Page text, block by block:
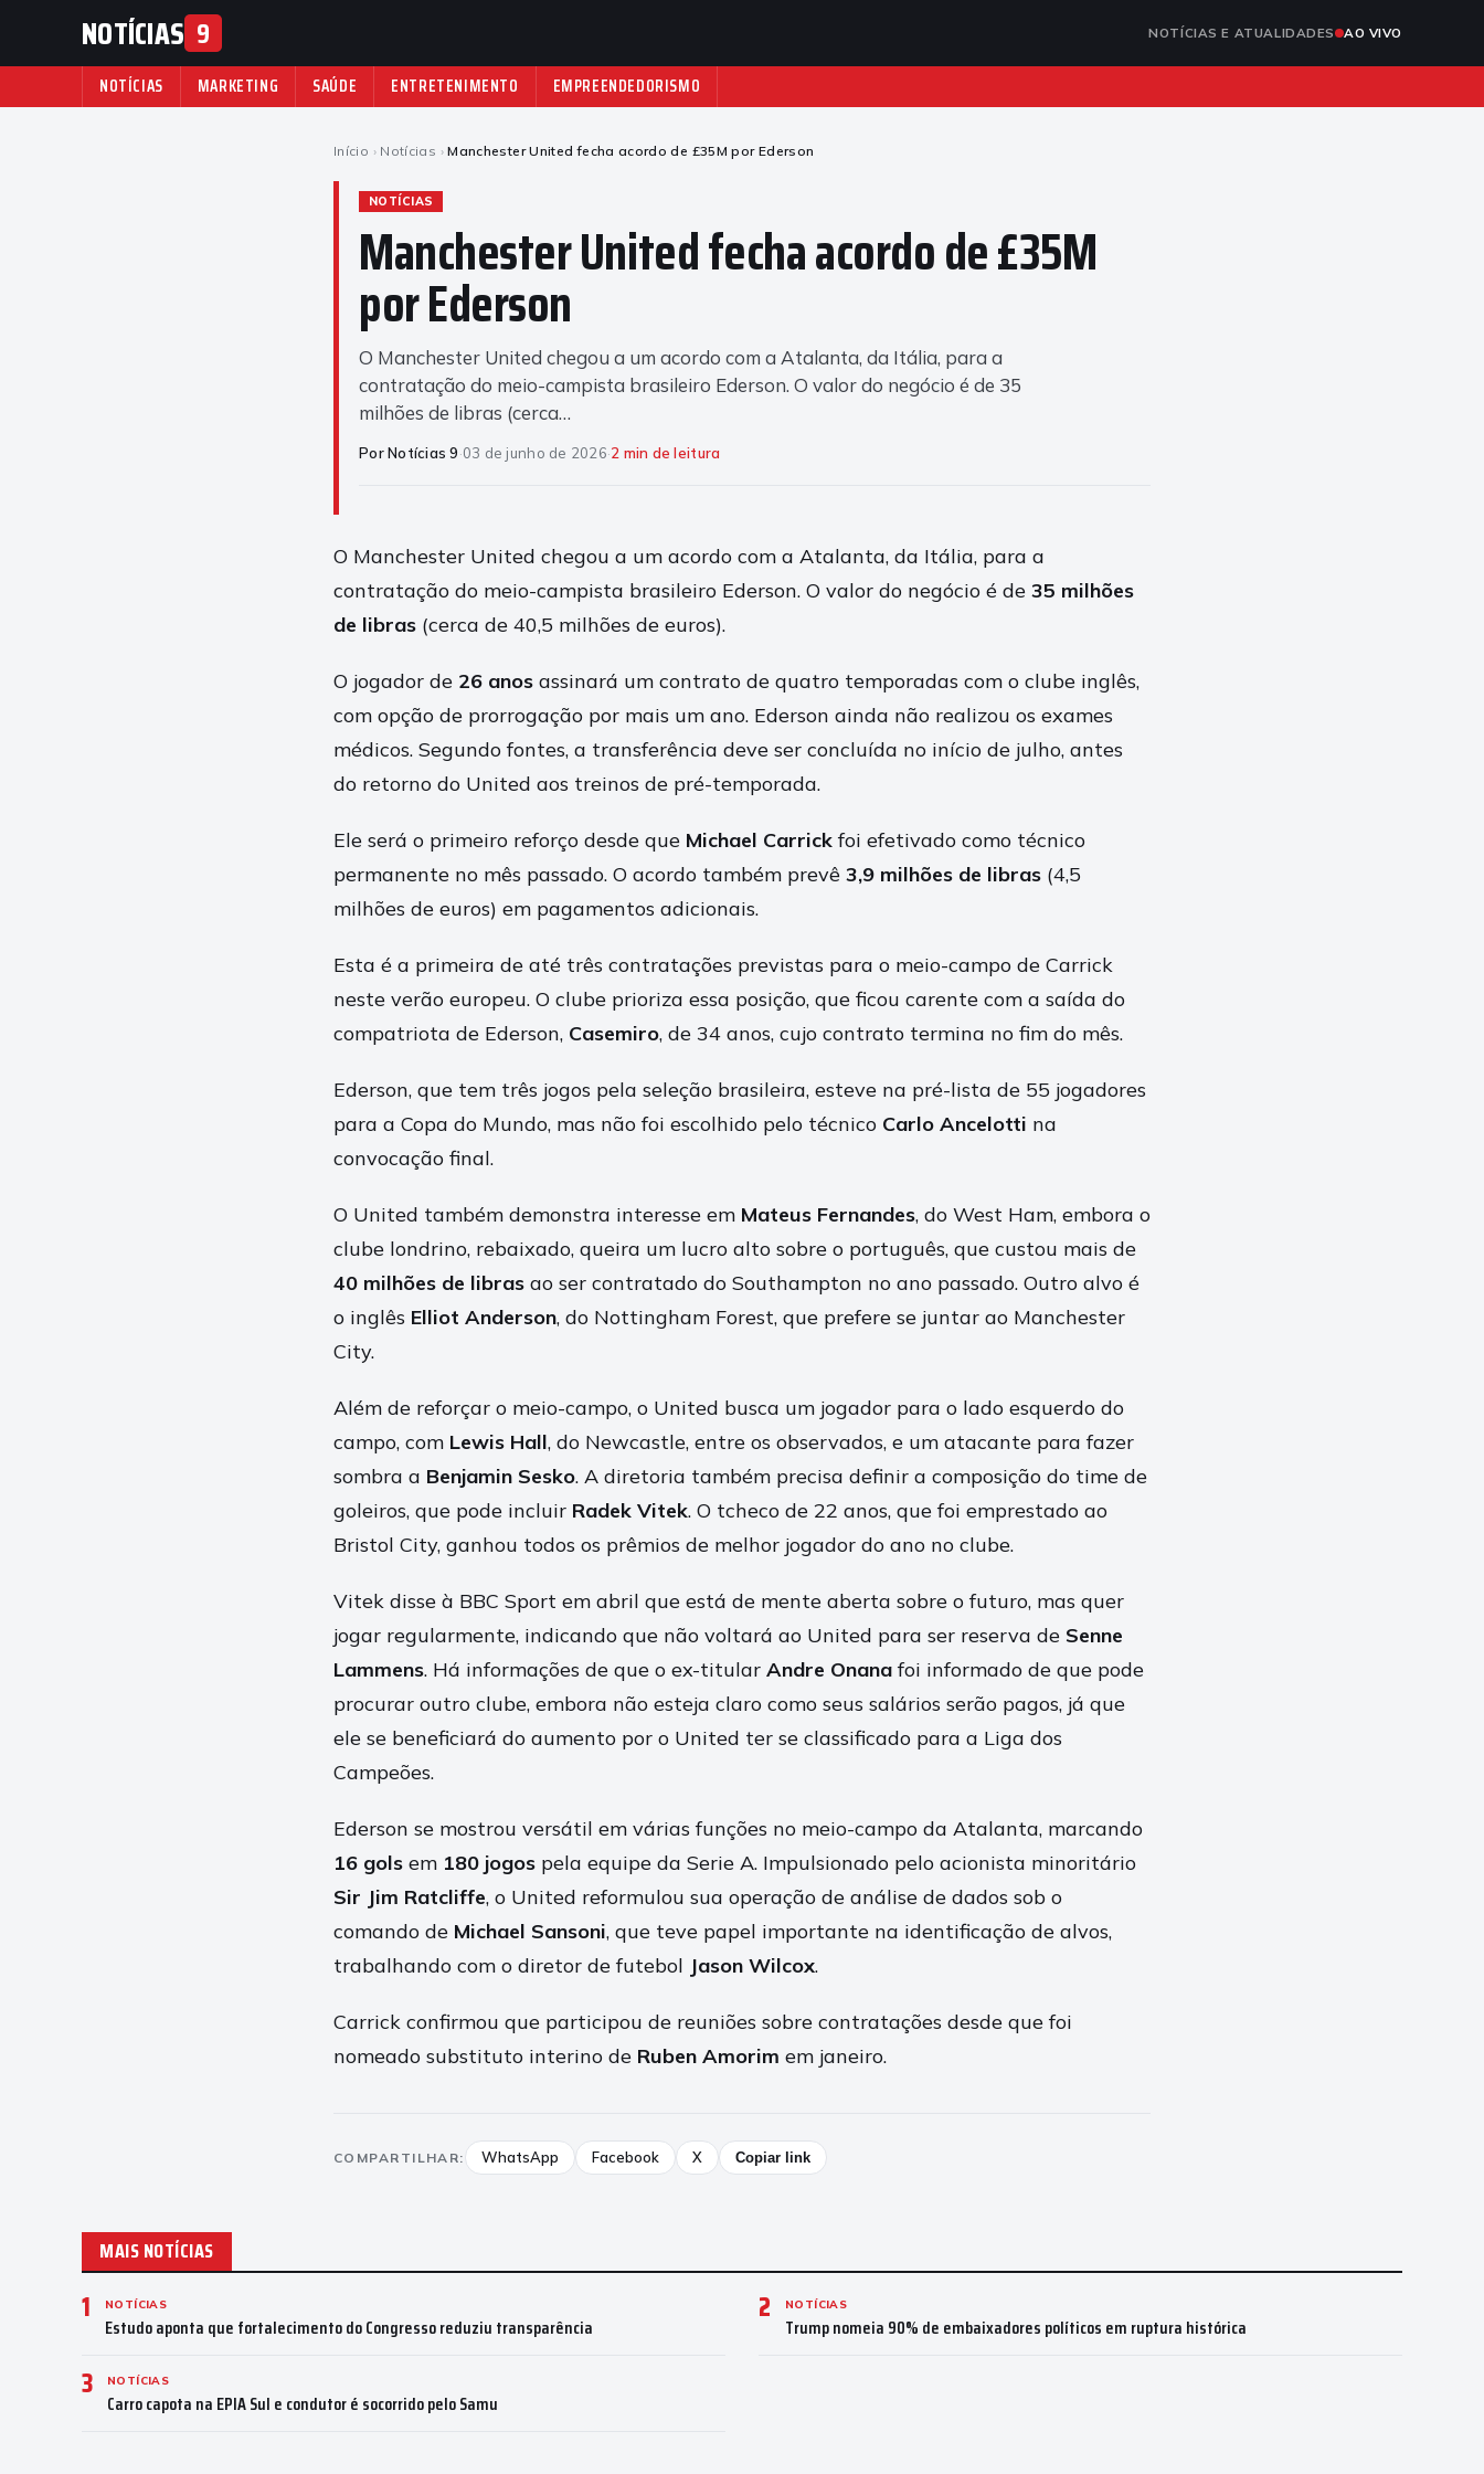
NOTÍCIAS 9 NOTÍCIAS E ATUALIDADES AO VIVO
NOTÍCIAS MARKETING SAÚDE ENTRETENIMENTO EMPREENDEDORISMO
Início › Notícias › Manchester United fecha acordo de £35M por Ederson
NOTÍCIAS
Manchester United fecha acordo de £35M
por Ederson
O Manchester United chegou a um acordo com a Atalanta, da Itália, para a
contratação do meio-campista brasileiro Ederson. O valor do negócio é de 35
milhões de libras (cerca…
Por Notícias 9·03 de junho de 2026·2 min de leitura
O Manchester United chegou a um acordo com a Atalanta, da Itália, para a
contratação do meio-campista brasileiro Ederson. O valor do negócio é de 35 milhões
de libras (cerca de 40,5 milhões de euros).
O jogador de 26 anos assinará um contrato de quatro temporadas com o clube inglês,
com opção de prorrogação por mais um ano. Ederson ainda não realizou os exames
médicos. Segundo fontes, a transferência deve ser concluída no início de julho, antes
do retorno do United aos treinos de pré-temporada.
Ele será o primeiro reforço desde que Michael Carrick foi efetivado como técnico
permanente no mês passado. O acordo também prevê 3,9 milhões de libras (4,5
milhões de euros) em pagamentos adicionais.
Esta é a primeira de até três contratações previstas para o meio-campo de Carrick
neste verão europeu. O clube prioriza essa posição, que ficou carente com a saída do
compatriota de Ederson, Casemiro, de 34 anos, cujo contrato termina no fim do mês.
Ederson, que tem três jogos pela seleção brasileira, esteve na pré-lista de 55 jogadores
para a Copa do Mundo, mas não foi escolhido pelo técnico Carlo Ancelotti na
convocação final.
O United também demonstra interesse em Mateus Fernandes, do West Ham, embora o
clube londrino, rebaixado, queira um lucro alto sobre o português, que custou mais de
40 milhões de libras ao ser contratado do Southampton no ano passado. Outro alvo é
o inglês Elliot Anderson, do Nottingham Forest, que prefere se juntar ao Manchester
City.
Além de reforçar o meio-campo, o United busca um jogador para o lado esquerdo do
campo, com Lewis Hall, do Newcastle, entre os observados, e um atacante para fazer
sombra a Benjamin Sesko. A diretoria também precisa definir a composição do time de
goleiros, que pode incluir Radek Vitek. O tcheco de 22 anos, que foi emprestado ao
Bristol City, ganhou todos os prêmios de melhor jogador do ano no clube.
Vitek disse à BBC Sport em abril que está de mente aberta sobre o futuro, mas quer
jogar regularmente, indicando que não voltará ao United para ser reserva de Senne
Lammens. Há informações de que o ex-titular Andre Onana foi informado de que pode
procurar outro clube, embora não esteja claro como seus salários serão pagos, já que
ele se beneficiará do aumento por o United ter se classificado para a Liga dos
Campeões.
Ederson se mostrou versátil em várias funções no meio-campo da Atalanta, marcando
16 gols em 180 jogos pela equipe da Serie A. Impulsionado pelo acionista minoritário
Sir Jim Ratcliffe, o United reformulou sua operação de análise de dados sob o
comando de Michael Sansoni, que teve papel importante na identificação de alvos,
trabalhando com o diretor de futebol Jason Wilcox.
Carrick confirmou que participou de reuniões sobre contratações desde que foi
nomeado substituto interino de Ruben Amorim em janeiro.
COMPARTILHAR: WhatsApp Facebook X Copiar link
MAIS NOTÍCIAS
1 NOTÍCIAS
Estudo aponta que fortalecimento do Congresso reduziu transparência 2 NOTÍCIAS
Trump nomeia 90% de embaixadores políticos em ruptura histórica
3 NOTÍCIAS
Carro capota na EPIA Sul e condutor é socorrido pelo Samu